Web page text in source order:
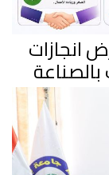
انجازات